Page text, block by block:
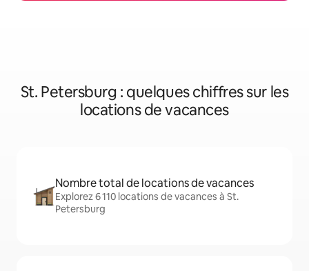
St. Petersburg : quelques chiffres sur les
locations de vacances
Nombre total de locations de vacances
Explorez 6 110 locations de vacances à St.
Petersburg